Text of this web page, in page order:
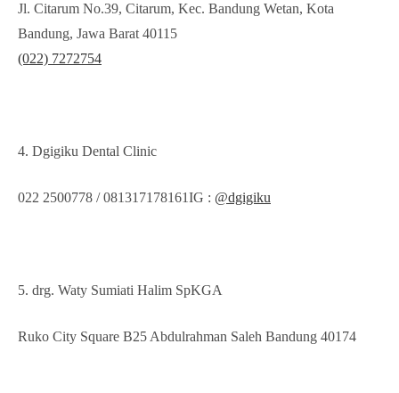
Jl. Citarum No.39, Citarum, Kec. Bandung Wetan, Kota
Bandung, Jawa Barat 40115
(022) 7272754
4. Dgigiku Dental Clinic
022 2500778 / 081317178161IG : @dgigiku
5. drg. Waty Sumiati Halim SpKGA
Ruko City Square B25 Abdulrahman Saleh Bandung 40174